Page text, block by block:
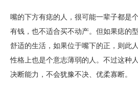
嘴的下方有痣的人，很可能一辈子都是
有钱，也不适合买不动产。但如果痣的
舒适的生活，如果位于嘴下的正，则此
性格上也是个意志薄弱的人。不过这种
决断能力，不会犹豫不决、优柔寡断。